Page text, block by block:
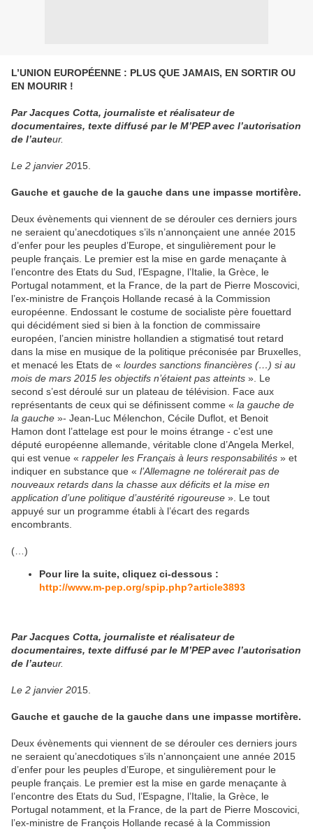
L’UNION EUROPÉENNE : PLUS QUE JAMAIS, EN SORTIR OU
EN MOURIR !
Par Jacques Cotta, journaliste et réalisateur de
documentaires, texte diffusé par le M’PEP avec l’autorisation
de l’auteur.
Le 2 janvier 2015.
Gauche et gauche de la gauche dans une impasse mortifère.
Deux évènements qui viennent de se dérouler ces derniers jours
ne seraient qu’anecdotiques s’ils n’annonçaient une année 2015
d’enfer pour les peuples d’Europe, et singulièrement pour le
peuple français. Le premier est la mise en garde menaçante à
l’encontre des Etats du Sud, l’Espagne, l’Italie, la Grèce, le
Portugal notamment, et la France, de la part de Pierre Moscovici,
l’ex-ministre de François Hollande recasé à la Commission
européenne. Endossant le costume de socialiste père fouettard
qui décidément sied si bien à la fonction de commissaire
européen, l’ancien ministre hollandien a stigmatisé tout retard
dans la mise en musique de la politique préconisée par Bruxelles,
et menacé les Etats de « lourdes sanctions financières (…) si au
mois de mars 2015 les objectifs n’étaient pas atteints ». Le
second s’est déroulé sur un plateau de télévision. Face aux
représentants de ceux qui se définissent comme « la gauche de
la gauche »- Jean-Luc Mélenchon, Cécile Duflot, et Benoit
Hamon dont l’attelage est pour le moins étrange - c’est une
député européenne allemande, véritable clone d’Angela Merkel,
qui est venue « rappeler les Français à leurs responsabilités » et
indiquer en substance que « l’Allemagne ne tolérerait pas de
nouveaux retards dans la chasse aux déficits et la mise en
application d’une politique d’austérité rigoureuse ». Le tout
appuyé sur un programme établi à l’écart des regards
encombrants.
(…)
Pour lire la suite, cliquez ci-dessous :
http://www.m-pep.org/spip.php?article3893
Par Jacques Cotta, journaliste et réalisateur de
documentaires, texte diffusé par le M’PEP avec l’autorisation
de l’auteur.
Le 2 janvier 2015.
Gauche et gauche de la gauche dans une impasse mortifère.
Deux évènements qui viennent de se dérouler ces derniers jours
ne seraient qu’anecdotiques s’ils n’annonçaient une année 2015
d’enfer pour les peuples d’Europe, et singulièrement pour le
peuple français. Le premier est la mise en garde menaçante à
l’encontre des Etats du Sud, l’Espagne, l’Italie, la Grèce, le
Portugal notamment, et la France, de la part de Pierre Moscovici,
l’ex-ministre de François Hollande recasé à la Commission